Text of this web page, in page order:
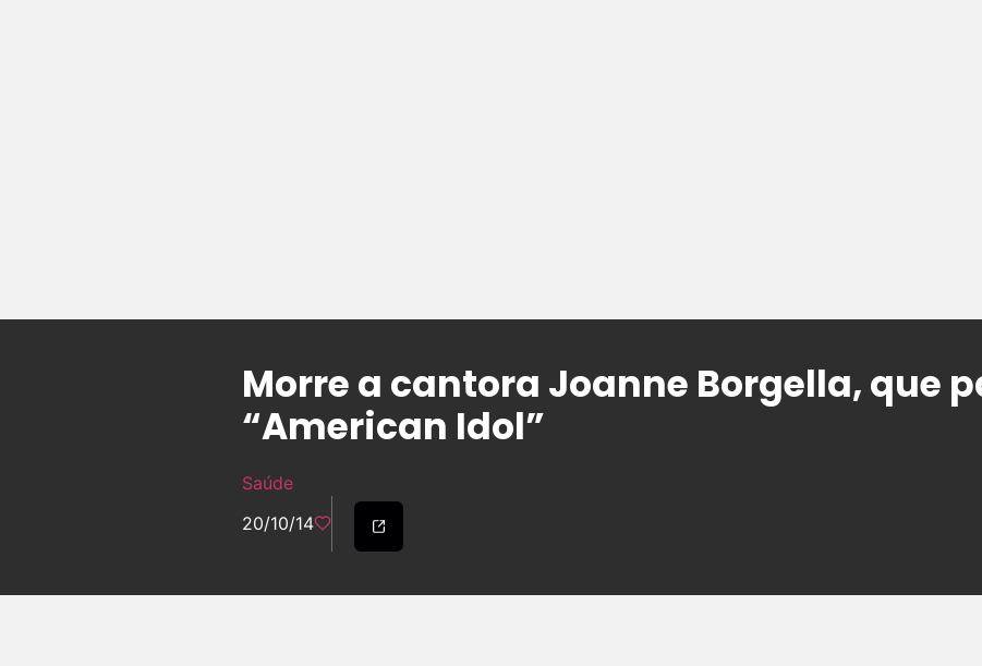
Morre a cantora Joanne Borgella, que
“American Idol”
Saúde
20/10/14